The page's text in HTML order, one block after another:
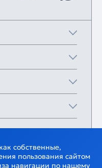
собственные,
пользования сайтом
навигации по нашему